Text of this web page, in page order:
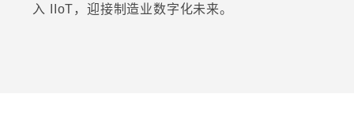
入 IIoT，迎接制造业数字化未来。